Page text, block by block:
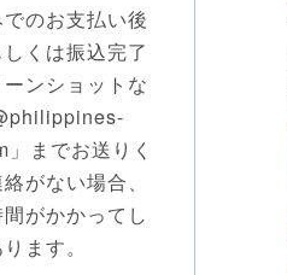
のお支払い後
くは振込完了
ンショットな
までお送りく
がない場合、
がかかってし
ます。